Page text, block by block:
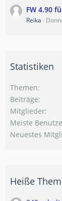
FW 4.90
Reika
Statistiken
Themen
Beiträge
Mitglieder
Meiste
Neuestes
Heiße